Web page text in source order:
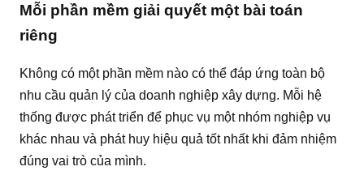
Mỗi phần mềm giải quyết một bài toán
riêng
Không có một phần mềm nào có thể đáp ứng toàn bộ
nhu cầu quản lý của doanh nghiệp xây dựng. Mỗi hệ
thống được phát triển để phục vụ một nhóm nghiệp vụ
khác nhau và phát huy hiệu quả tốt nhất khi đảm nhiệm
đúng vai trò của mình.